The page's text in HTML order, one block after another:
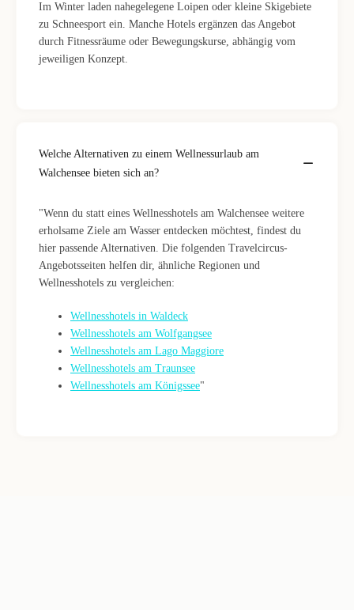
Im Winter laden nahegelegene Loipen oder kleine Skigebiete
zu Schneesport ein. Manche Hotels ergänzen das Angebot
durch Fitnessräume oder Bewegungskurse, abhängig vom
jeweiligen Konzept.
Welche Alternativen zu einem Wellnessurlaub am
Walchensee bieten sich an?
"Wenn du statt eines Wellnesshotels am Walchensee weitere
erholsame Ziele am Wasser entdecken möchtest, findest du
hier passende Alternativen. Die folgenden Travelcircus-
Angebotsseiten helfen dir, ähnliche Regionen und
Wellnesshotels zu vergleichen:
Wellnesshotels in Waldeck
Wellnesshotels am Wolfgangsee
Wellnesshotels am Lago Maggiore
Wellnesshotels am Traunsee
Wellnesshotels am Königssee"